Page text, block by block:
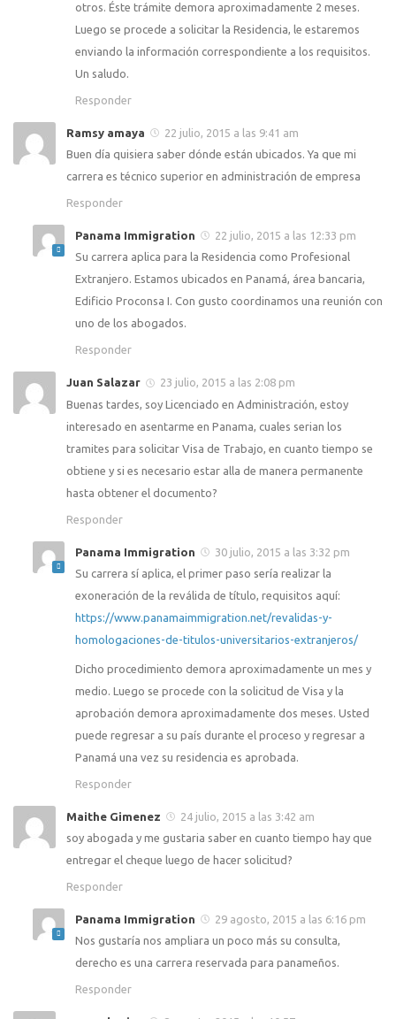
otros. Éste trámite demora aproximadamente 2 meses.
Luego se procede a solicitar la Residencia, le estaremos
enviando la información correspondiente a los requisitos.
Un saludo.
Responder
Ramsy amaya
22 julio, 2015 a las 9:41 am
Buen día quisiera saber dónde están ubicados. Ya que mi
carrera es técnico superior en administración de empresa
Responder
Panama Immigration
22 julio, 2015 a las 12:33 pm
Su carrera aplica para la Residencia como Profesional
Extranjero. Estamos ubicados en Panamá, área bancaria,
Edificio Proconsa I. Con gusto coordinamos una reunión con
uno de los abogados.
Responder
Juan Salazar
23 julio, 2015 a las 2:08 pm
Buenas tardes, soy Licenciado en Administración, estoy
interesado en asentarme en Panama, cuales serian los
tramites para solicitar Visa de Trabajo, en cuanto tiempo se
obtiene y si es necesario estar alla de manera permanente
hasta obtener el documento?
Responder
Panama Immigration
30 julio, 2015 a las 3:32 pm
Su carrera sí aplica, el primer paso sería realizar la
exoneración de la reválida de título, requisitos aquí:
https://www.panamaimmigration.net/revalidas-y-
homologaciones-de-titulos-universitarios-extranjeros/
Dicho procedimiento demora aproximadamente un mes y
medio. Luego se procede con la solicitud de Visa y la
aprobación demora aproximadamente dos meses. Usted
puede regresar a su país durante el proceso y regresar a
Panamá una vez su residencia es aprobada.
Responder
Maithe Gimenez
24 julio, 2015 a las 3:42 am
soy abogada y me gustaria saber en cuanto tiempo hay que
entregar el cheque luego de hacer solicitud?
Responder
Panama Immigration
29 agosto, 2015 a las 6:16 pm
Nos gustaría nos ampliara un poco más su consulta,
derecho es una carrera reservada para panameños.
Responder